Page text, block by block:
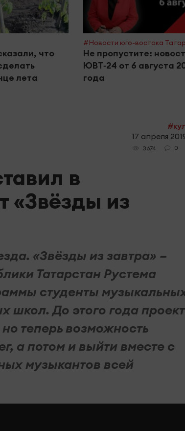
что
лета
#Новости юго-востока
Не пропустите:
ЮВТ‑24 от 6 августа
года
17 апреля
3674 0
в
«Звёзды из
«Звёзды из завтра» –
Татарстан Рустема
студенты
школ. До этого года проект
теперь возможность
а потом и выйти вместе с
музыкантов всей